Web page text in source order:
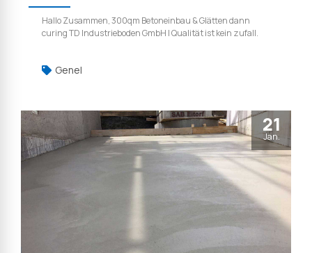
Genel
Hallo Zusammen, 300qm Betoneinbau & Glätten dann
curing TD Industrieboden GmbH | Qualität ist kein zufall.
21
Jan.